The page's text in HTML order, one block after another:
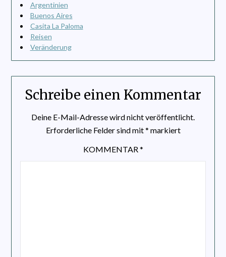
Argentinien
Buenos Aires
Casita La Paloma
Reisen
Veränderung
Schreibe einen Kommentar
Deine E-Mail-Adresse wird nicht veröffentlicht.
Erforderliche Felder sind mit* markiert
KOMMENTAR*